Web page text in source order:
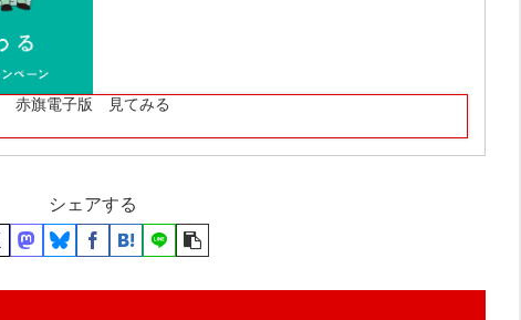
赤旗電子版 見てみる
シェアする